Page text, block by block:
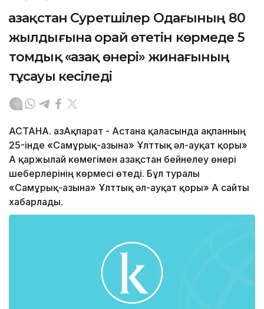
Қазақстан Суретшілер Одағының 80
жылдығына орай өтетін көрмеде 5
томдық «Қазақ өнері» жинағының
тұсауы кесіледі
АСТАНА. ҚазАқпарат - Астана қаласында ақпанның
25-інде «Самұрық-Қазына» Ұлттық әл-ауқат қоры»
АҚ қаржылай көмегімен Қазақстан бейнелеу өнері
шеберлерінің көрмесі өтеді. Бұл туралы
«Самұрық-Қазына» Ұлттық әл-ауқат қоры» АҚ сайты
хабарлады.